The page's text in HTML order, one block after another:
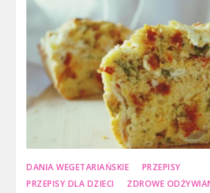
DANIA WEGETARIAŃSKIE
PRZEPISY
PRZEPISY DLA DZIECI
ZDROWE